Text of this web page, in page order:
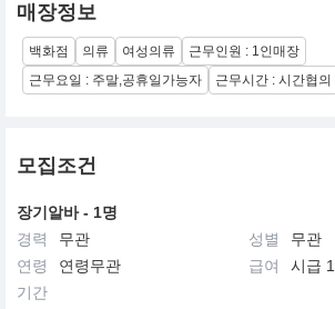
매장정보
백화점 의류 여성의류
근무인원 : 1인매장
근무요일 : 주말,공휴일가능자
근무시간 : 시간협의
모집조건
장기알바 - 1명
경력
무관 성별
무관
연령
연령무관 급여
시급
기간